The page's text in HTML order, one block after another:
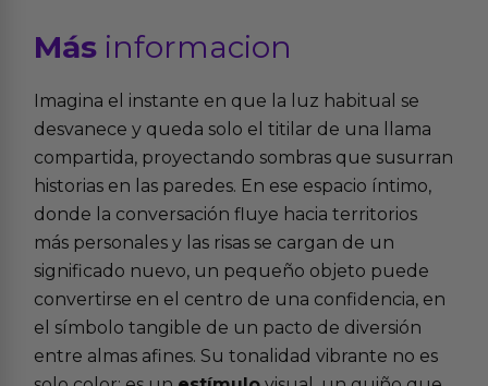
Más informacion
Imagina el instante en que la luz habitual se
desvanece y queda solo el titilar de una llama
compartida, proyectando sombras que susurran
historias en las paredes. En ese espacio íntimo,
donde la conversación fluye hacia territorios
más personales y las risas se cargan de un
significado nuevo, un pequeño objeto puede
convertirse en el centro de una confidencia, en
el símbolo tangible de un pacto de diversión
entre almas afines. Su tonalidad vibrante no es